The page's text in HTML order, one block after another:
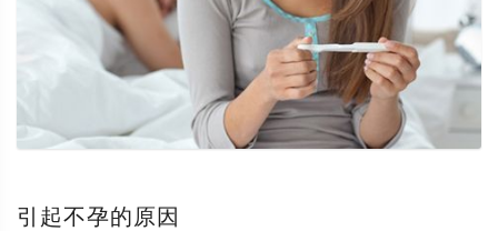
引起不孕的原因